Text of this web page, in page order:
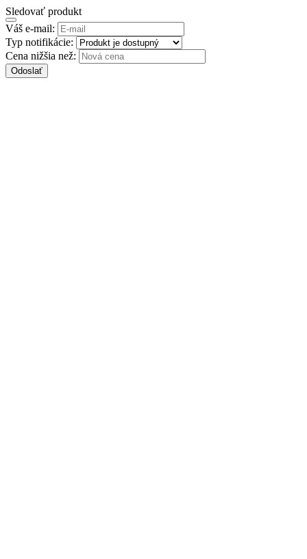
Sledovať produkt
Váš e-mail:
Typ notifikácie:
Cena nižšia než:
Odoslať